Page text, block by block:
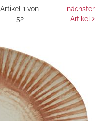
Artikel 1 von
52
nächster
Artikel